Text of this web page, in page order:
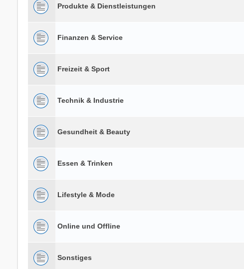
Produkte & Dienstleistungen
Finanzen & Service
Freizeit & Sport
Technik & Industrie
Gesundheit & Beauty
Essen & Trinken
Lifestyle & Mode
Online und Offline
Sonstiges